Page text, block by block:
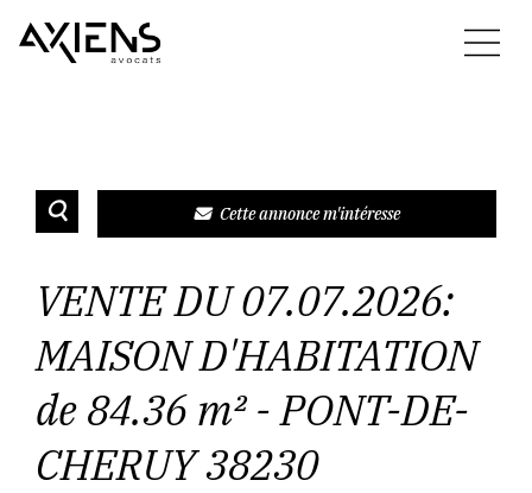
Cette annonce m'intéresse
VENTE DU 07.07.2026:
MAISON D'HABITATION
de 84.36 m² - PONT-DE-
CHERUY 38230